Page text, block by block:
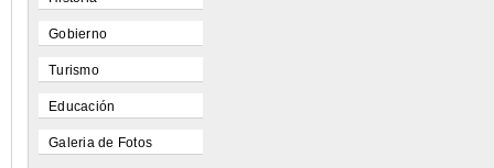
Gobierno
Turismo
Educación
Galeria de Fotos